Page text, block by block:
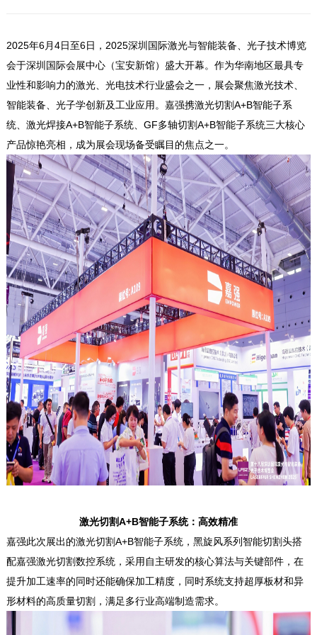
2025年6月4日至6日，2025深圳国际激光与智能装备、光子技术博览
会于深圳国际会展中心（宝安新馆）盛大开幕。作为华南地区最具专
业性和影响力的激光、光电技术行业盛会之一，展会聚焦激光技术、
智能装备、光子学创新及工业应用。嘉强携激光切割A+B智能子系
统、激光焊接A+B智能子系统、GF多轴切割A+B智能子系统三大核心
产品惊艳亮相，成为展会现场备受瞩目的焦点之一。
激光切割A+B智能子系统：高效精准
嘉强此次展出的激光切割A+B智能子系统，黑旋风系列智能切割头搭
配嘉强激光切割数控系统，采用自主研发的核心算法与关键部件，在
提升加工速率的同时还能确保加工精度，同时系统支持超厚板材和异
形材料的高质量切割，满足多行业高端制造需求。